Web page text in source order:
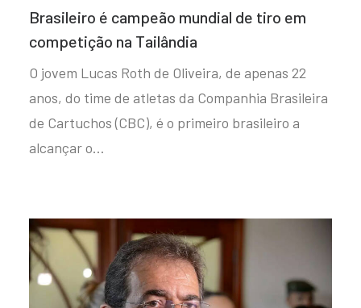
Brasileiro é campeão mundial de tiro em
competição na Tailândia
O jovem Lucas Roth de Oliveira, de apenas 22
anos, do time de atletas da Companhia Brasileira
de Cartuchos (CBC), é o primeiro brasileiro a
alcançar o…